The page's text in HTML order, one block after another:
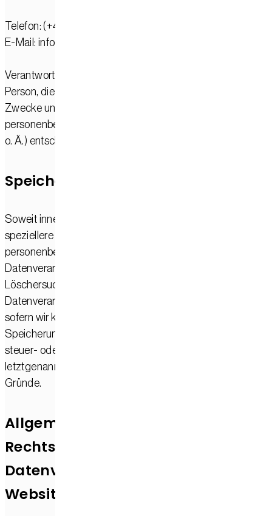
Telefon: (+49) 4282 63499-0
E-Mail: info@sampower.de
Verantwortliche Stelle ist die natürliche oder juristische
Person, die allein oder gemeinsam mit anderen über die
Zwecke und Mittel der Verarbeitung von
personenbezogenen Daten (z. B. Namen, E-Mail-Adressen
o. Ä.) entscheidet.
Speicherdauer
Soweit innerhalb dieser Datenschutzerklärung keine
speziellere Speicherdauer genannt wurde, verbleiben Ihre
personenbezogenen Daten bei uns, bis der Zweck für die
Datenverarbeitung entfällt. Wenn Sie ein berechtigtes
Löschersuchen geltend machen oder eine Einwilligung zur
Datenverarbeitung widerrufen, werden Ihre Daten gelöscht,
sofern wir keine anderen rechtlich zulässigen Gründe für
Speicherung Ihrer personenbezogenen Daten haben (z. B.
steuer- oder handelsrechtliche Aufbewahrungsfristen); im
letztgenannten Fall erfolgt die Löschung nach Fortfall
Gründe.
Allgemeine Hinweise zu den
Rechtsgrundlagen der
Datenverarbeitung auf dieser
Website